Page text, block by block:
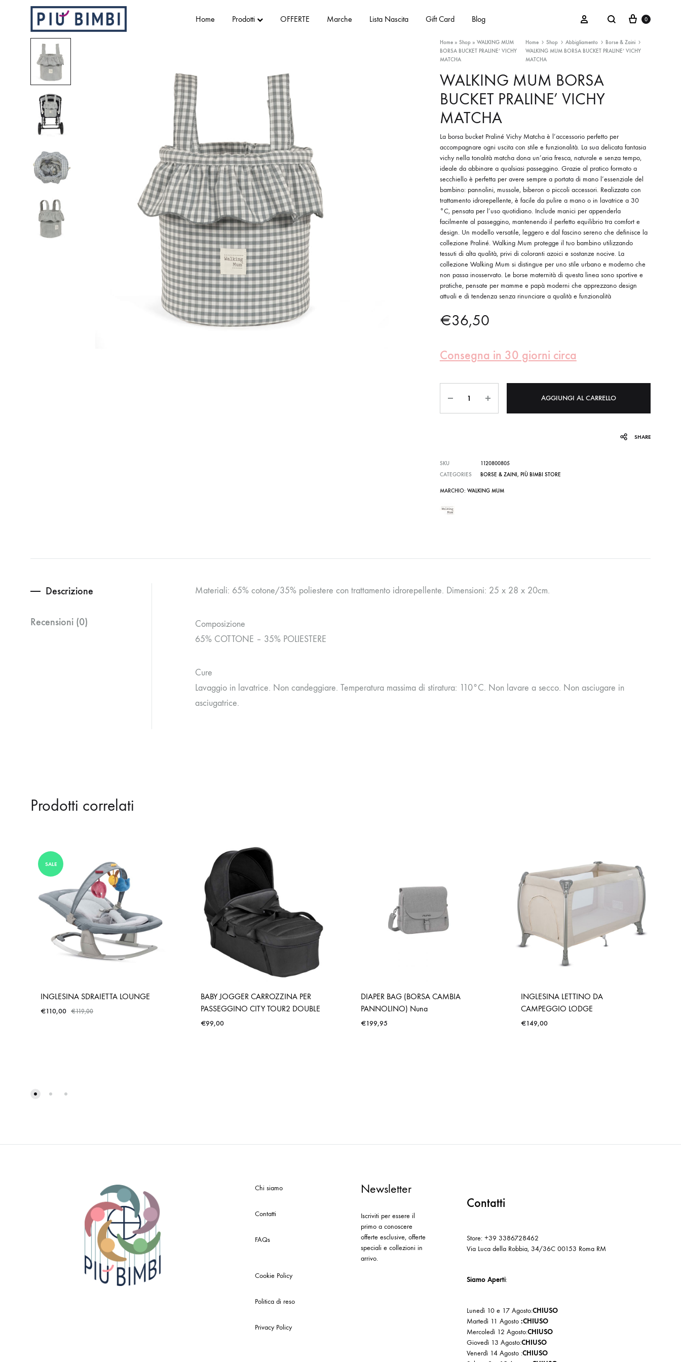
Più
Bimbi
Abbigliamento
accessori
per
bambini
Home Prodotti OFFERTE Marche Lista Nascita Gift Card Blog Sign inSearch
Maschietti
Femminucce
Unisex
Cart
0
Home» Shop» WALKING MUM
BORSA BUCKET PRALINE’ VICHY
MATCHA
Home Shop Abbigliamento
Borse & Zaini
WALKING MUM BORSA BUCKET PRALINE’ VICHY
MATCHA
WALKING MUM BORSA
BUCKET PRALINE’ VICHY
MATCHA
La borsa bucket Praliné Vichy Matcha è l’accessorio perfetto per
accompagnare ogni uscita con stile e funzionalità. La sua delicata fantasia
vichy nella tonalità matcha dona un’aria fresca, naturale e senza tempo,
ideale da abbinare a qualsiasi passeggino. Grazie al pratico formato a
secchiello è perfetta per avere sempre a portata di mano l’essenziale del
bambino: pannolini, mussole, biberon o piccoli accessori. Realizzata con
trattamento idrorepellente, è facile da pulire a mano o in lavatrice a 30
°C, pensata per l’uso quotidiano. Include manici per appenderla
facilmente al passeggino, mantenendo il perfetto equilibrio tra comfort e
design. Un modello versatile, leggero e dal fascino sereno che definisce la
collezione Praliné. Walking Mum protegge il tuo bambino utilizzando
tessuti di alta qualità, privi di coloranti azoici e sostanze nocive. La
collezione Walking Mum si distingue per uno stile urbano e moderno che
non passa inosservato. Le borse maternità di questa linea sono sportive e
pratiche, pensate per mamme e papà moderni che apprezzano design
attuali e di tendenza senza rinunciare a qualità e funzionalità
€36,50
Consegna in 30 giorni circa
AGGIUNGI AL CARRELLO
SHARE
SKU
1120800805
CATEGORIES
BORSE & ZAINI, PIÙ BIMBI STORE
MARCHIO: WALKING MUM
Descrizione
Recensioni (0)
Materiali: 65% cotone/35% poliestere con trattamento idrorepellente. Dimensioni: 25 x 28 x 20cm.
Composizione
65% COTTONE – 35% POLIESTERE
Cure
Lavaggio in lavatrice. Non candeggiare. Temperatura massima di stiratura: 110°C. Non lavare a secco. Non asciugare in
asciugatrice.
Prodotti correlati
SALE
INGLESINA SDRAIETTA LOUNGE
€110,00 €119,00
BABY JOGGER CARROZZINA PER
PASSEGGINO CITY TOUR2 DOUBLE
€99,00
DIAPER BAG (BORSA CAMBIA
PANNOLINO) Nuna
€199,95
INGLESINA LETTINO DA
CAMPEGGIO LODGE
€149,00
Chi siamo
Contatti
FAQs
Cookie Policy
Politica di reso
Privacy Policy
Newsletter
Iscriviti per essere il
primo a conoscere
offerte esclusive, offerte
speciali e collezioni in
arrivo.
Contatti
Store: +39 3386728462
Via Luca della Robbia, 34/36C 00153 Roma RM
Siamo Aperti:
Lunedì 10 e 17 Agosto:CHIUSO
Martedì 11 Agosto :CHIUSO
Mercoledì 12 Agosto:CHIUSO
Giovedì 13 Agosto:CHIUSO
Venerdì 14 Agosto :CHIUSO